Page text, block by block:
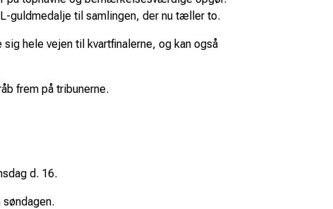
guldmedalje til samlingen, der nu tæller to.
hele vejen til kvartfinalerne, og kan også
frem på tribunerne.
d. 16.